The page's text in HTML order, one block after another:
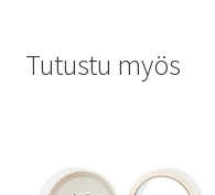
Tutustu myös